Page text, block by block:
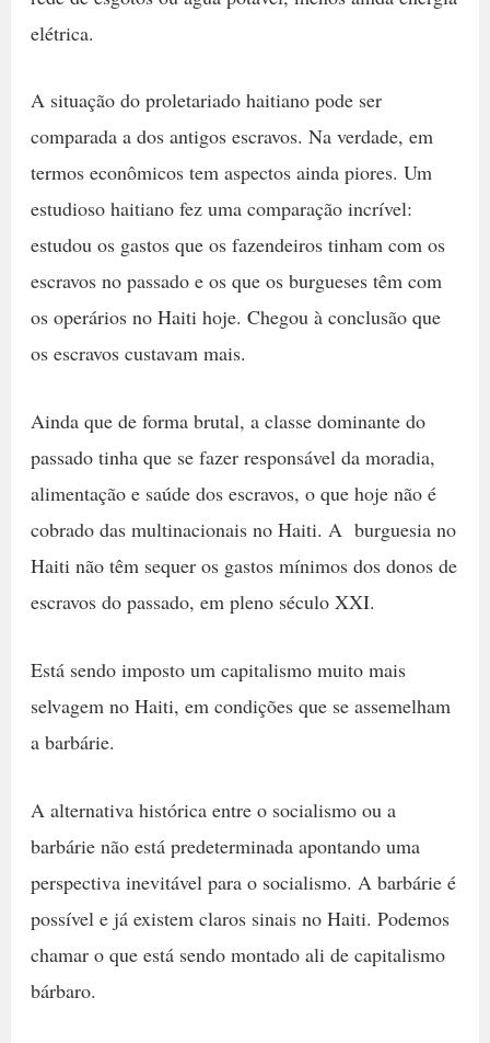
elétrica.
A situação do proletariado haitiano pode ser
comparada a dos antigos escravos. Na verdade, em
termos econômicos tem aspectos ainda piores. Um
estudioso haitiano fez uma comparação incrível:
estudou os gastos que os fazendeiros tinham com os
escravos no passado e os que os burgueses têm com
os operários no Haiti hoje. Chegou à conclusão que
os escravos custavam mais.
Ainda que de forma brutal, a classe dominante do
passado tinha que se fazer responsável da moradia,
alimentação e saúde dos escravos, o que hoje não é
cobrado das multinacionais no Haiti. A burguesia no
Haiti não têm sequer os gastos mínimos dos donos de
escravos do passado, em pleno século XXI.
Está sendo imposto um capitalismo muito mais
selvagem no Haiti, em condições que se assemelham
a barbárie.
A alternativa histórica entre o socialismo ou a
barbárie não está predeterminada apontando uma
perspectiva inevitável para o socialismo. A barbárie é
possível e já existem claros sinais no Haiti. Podemos
chamar o que está sendo montado ali de capitalismo
bárbaro.